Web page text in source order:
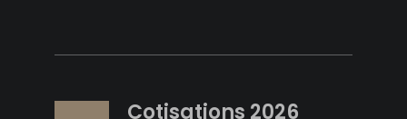
Cotisations 2026